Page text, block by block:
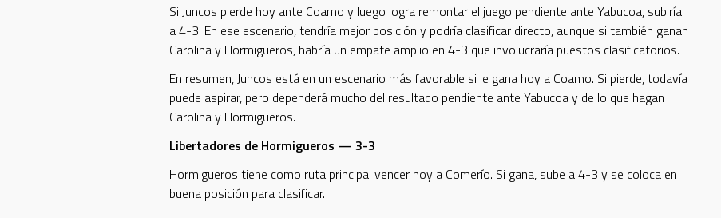
Si Juncos pierde hoy ante Coamo y luego logra remontar el juego pendiente ante Yabucoa, subiría
a 4-3. En ese escenario, tendría mejor posición y podría clasificar directo, aunque si también ganan
Carolina y Hormigueros, habría un empate amplio en 4-3 que involucraría puestos clasificatorios.
En resumen, Juncos está en un escenario más favorable si le gana hoy a Coamo. Si pierde, todavía
puede aspirar, pero dependerá mucho del resultado pendiente ante Yabucoa y de lo que hagan
Carolina y Hormigueros.
Libertadores de Hormigueros — 3-3
Hormigueros tiene como ruta principal vencer hoy a Comerío. Si gana, sube a 4-3 y se coloca en
buena posición para clasificar.